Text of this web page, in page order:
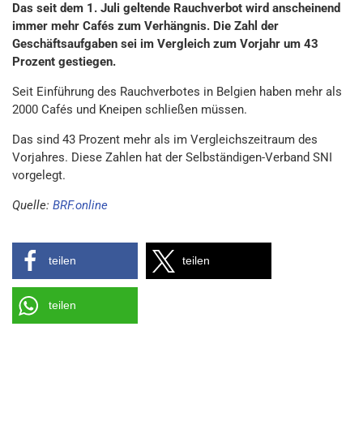
Das seit dem 1. Juli geltende Rauchverbot wird anscheinend
immer mehr Cafés zum Verhängnis. Die Zahl der
Geschäftsaufgaben sei im Vergleich zum Vorjahr um 43
Prozent gestiegen.
Seit Einführung des Rauchverbotes in Belgien haben mehr als
2000 Cafés und Kneipen schließen müssen.
Das sind 43 Prozent mehr als im Vergleichszeitraum des
Vorjahres. Diese Zahlen hat der Selbständigen-Verband SNI
vorgelegt.
Quelle: BRF.online
teilen teilen
teilen